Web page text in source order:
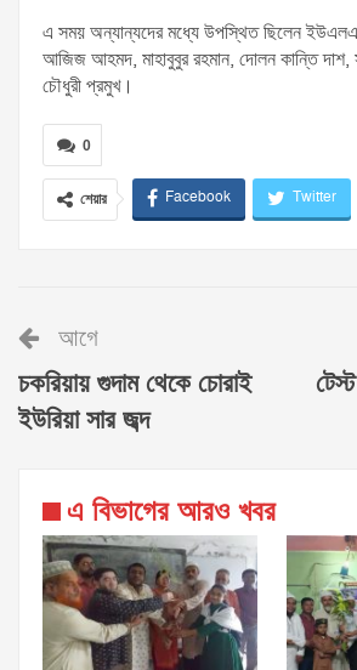
এ সময় অন্যান্যদের মধ্যে উপস্থিত ছিলেন
আজিজ আহমদ, মাহাবুবুর রহমান, দোলন কান্তি দাশ,
চৌধুরী প্রমুখ।
0
শেয়ার Facebook Twitter
আগে
চকরিয়ায় গুদাম থেকে চোরাই
ইউরিয়া সার জব্দ
এ বিভাগের আরও খবর